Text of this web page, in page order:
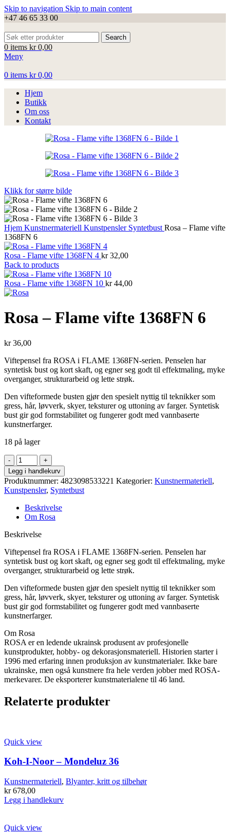
Skip to navigation Skip to main content
+47 46 65 33 00
Search
0 items kr0,00
Meny
0 items kr0,00
Hjem
Butikk
Om oss
Kontakt
Klikk for større bilde
Hjem Kunstnermateriell Kunstpensler Syntetbust Rosa – Flame vifte
1368FN 6
Rosa - Flame vifte 1368FN 4 kr32,00
Back to products
Rosa - Flame vifte 1368FN 10 kr44,00
Rosa – Flame vifte 1368FN 6
kr36,00
Viftepensel fra ROSA i FLAME 1368FN-serien. Penselen har
syntetisk bust og kort skaft, og egner seg godt til effektmaling, myke
overganger, strukturarbeid og lette strøk.
Den vifteformede busten gjør den spesielt nyttig til teknikker som
gress, hår, løvverk, skyer, teksturer og uttoning av farger. Syntetisk
bust gir god formstabilitet og fungerer godt med vannbaserte
kunstnerfarger.
18 på lager
Rosa
-
Flame
vifte
1368FN
6
antall
Legg i handlekurv
Produktnummer: 4823098533221 Kategorier: Kunstnermateriell,
Kunstpensler, Syntetbust
Beskrivelse
Om Rosa
Beskrivelse
Viftepensel fra ROSA i FLAME 1368FN-serien. Penselen har
syntetisk bust og kort skaft, og egner seg godt til effektmaling, myke
overganger, strukturarbeid og lette strøk.
Den vifteformede busten gjør den spesielt nyttig til teknikker som
gress, hår, løvverk, skyer, teksturer og uttoning av farger. Syntetisk
bust gir god formstabilitet og fungerer godt med vannbaserte
kunstnerfarger.
Om Rosa
ROSA er en ledende ukrainsk produsent av profesjonelle
kunstprodukter, hobby- og dekorasjonsmateriell. Historien starter i
1996 med erfaring innen produksjon av kunstmaterialer. Ikke bare
ukrainske, men også kunstnere fra hele verden jobber med ROSA-
merkevarer. De eksporterer kunstmaterialene til 46 land.
Relaterte produkter
Quick view
Koh-I-Noor – Mondeluz 36
Kunstnermateriell, Blyanter, kritt og tilbehør
kr678,00
Legg i handlekurv
Quick view